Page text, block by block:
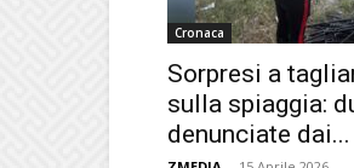
Cronaca
Sorpresi a
sulla spiaggia:
denunciate dai...